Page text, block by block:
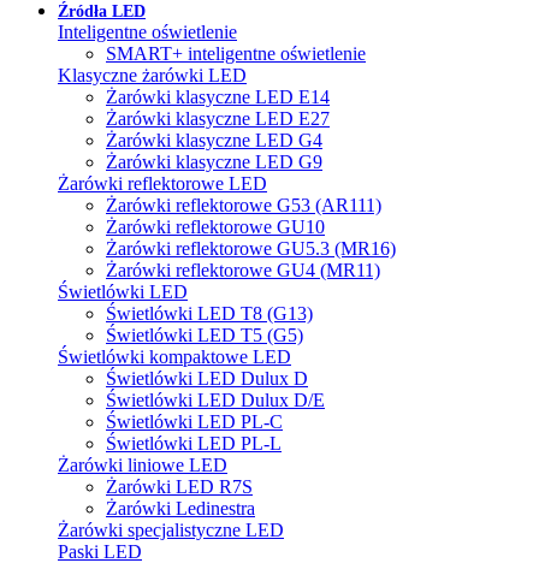
Źródła LED
Inteligentne oświetlenie
SMART+ inteligentne oświetlenie
Klasyczne żarówki LED
Żarówki klasyczne LED E14
Żarówki klasyczne LED E27
Żarówki klasyczne LED G4
Żarówki klasyczne LED G9
Żarówki reflektorowe LED
Żarówki reflektorowe G53 (AR111)
Żarówki reflektorowe GU10
Żarówki reflektorowe GU5.3 (MR16)
Żarówki reflektorowe GU4 (MR11)
Świetlówki LED
Świetlówki LED T8 (G13)
Świetlówki LED T5 (G5)
Świetlówki kompaktowe LED
Świetlówki LED Dulux D
Świetlówki LED Dulux D/E
Świetlówki LED PL-C
Świetlówki LED PL-L
Żarówki liniowe LED
Żarówki LED R7S
Żarówki Ledinestra
Żarówki specjalistyczne LED
Paski LED